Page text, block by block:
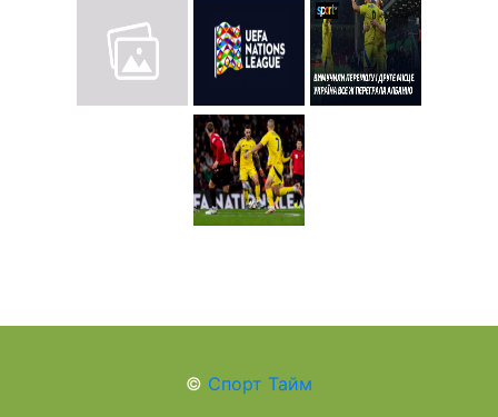
© Спорт Тайм